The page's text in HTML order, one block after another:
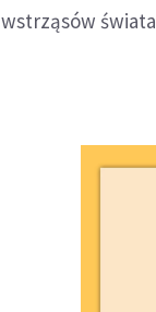
wstrząsów